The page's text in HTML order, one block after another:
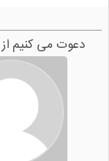
دعوت می کنیم